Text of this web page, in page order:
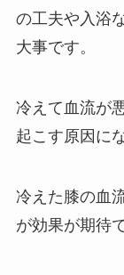
の工夫や入浴
大事です。
冷えて血流が
起こす原因に
冷えた膝の血
が効果が期待